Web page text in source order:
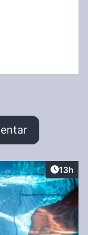
Artikel
13h